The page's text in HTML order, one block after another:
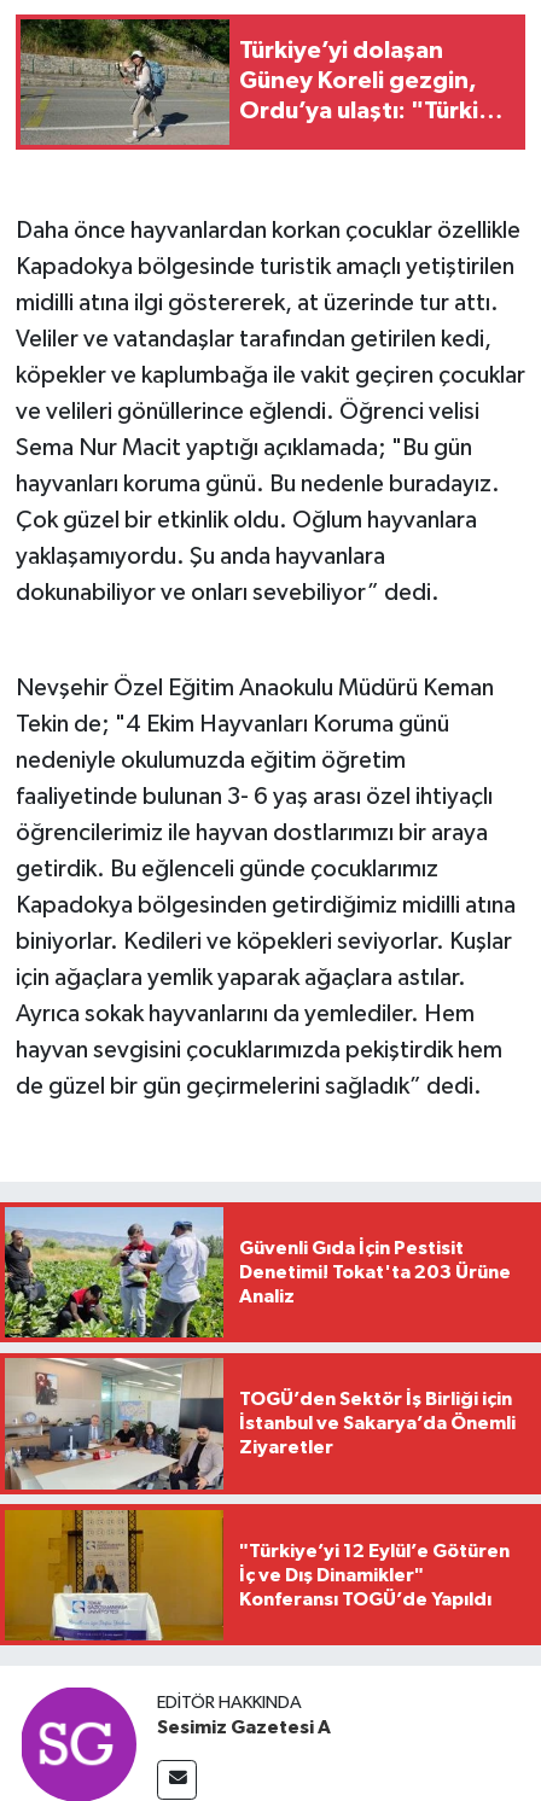
Türkiye’yi dolaşan
Güney Koreli gezgin,
Ordu’ya ulaştı: "Türkiye
Daha önce hayvanlardan korkan çocuklar özellikle
Kapadokya bölgesinde turistik amaçlı yetiştirilen
midilli atına ilgi göstererek, at üzerinde tur attı.
Veliler ve vatandaşlar tarafından getirilen kedi,
köpekler ve kaplumbağa ile vakit geçiren çocuklar
ve velileri gönüllerince eğlendi. Öğrenci velisi
Sema Nur Macit yaptığı açıklamada; "Bu gün
hayvanları koruma günü. Bu nedenle buradayız.
Çok güzel bir etkinlik oldu. Oğlum hayvanlara
yaklaşamıyordu. Şu anda hayvanlara
dokunabiliyor ve onları sevebiliyor” dedi.
Nevşehir Özel Eğitim Anaokulu Müdürü Keman
Tekin de; "4 Ekim Hayvanları Koruma günü
nedeniyle okulumuzda eğitim öğretim
faaliyetinde bulunan 3- 6 yaş arası özel ihtiyaçlı
öğrencilerimiz ile hayvan dostlarımızı bir araya
getirdik. Bu eğlenceli günde çocuklarımız
Kapadokya bölgesinden getirdiğimiz midilli atına
biniyorlar. Kedileri ve köpekleri seviyorlar. Kuşlar
için ağaçlara yemlik yaparak ağaçlara astılar.
Ayrıca sokak hayvanlarını da yemlediler. Hem
hayvan sevgisini çocuklarımızda pekiştirdik hem
de güzel bir gün geçirmelerini sağladık” dedi.
Güvenli Gıda İçin Pestisit
Denetimi! Tokat'ta 203 Ürüne
Analiz
TOGÜ’den Sektör İş Birliği için
İstanbul ve Sakarya’da Önemli
Ziyaretler
"Türkiye’yi 12 Eylül’e Götüren
İç ve Dış Dinamikler"
Konferansı TOGÜ’de Yapıldı
EDITÖR HAKKINDA
Sesimiz Gazetesi A